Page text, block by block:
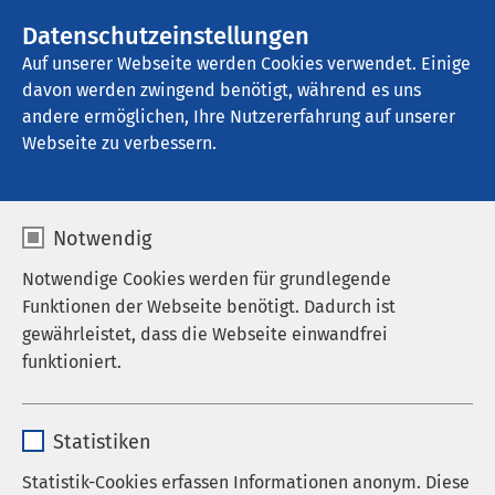
Datenschutzeinstellungen
Auf unserer Webseite werden Cookies verwendet. Einige
davon werden zwingend benötigt, während es uns
andere ermöglichen, Ihre Nutzererfahrung auf unserer
Webseite zu verbessern.
Notwendig
Notwendige Cookies werden für grundlegende
Funktionen der Webseite benötigt. Dadurch ist
gewährleistet, dass die Webseite einwandfrei
funktioniert.
Anbieter sgalinski
Statistiken
Statistik-Cookies erfassen Informationen anonym. Diese
AMEOS Reha Klinikum Inntal
Behandlungselemente
Die Idee hinter IDeA
ist ein integratives und ganzheitliches
Behandlungsprogramm, das aus verschiedenen
Therapeutische Gemeinschaft, die Sicherheit und